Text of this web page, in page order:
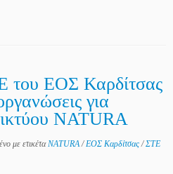
του ΕΟΣ Καρδίτσας
για
NATURA
με ετικέταNATURA/ΕΟΣ Καρδίτσας/ΣΤΕ